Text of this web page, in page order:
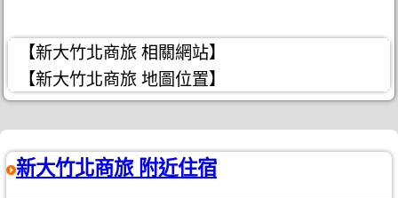
【新大竹北商旅 相關網站】
【新大竹北商旅 地圖位置】
新大竹北商旅 附近住宿